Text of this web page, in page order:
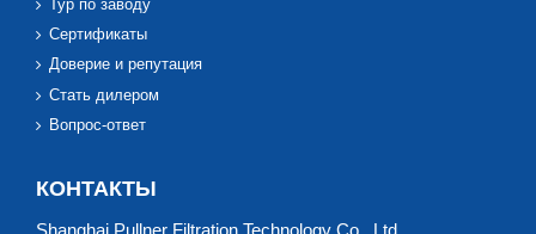
Тур по заводу
Сертификаты
Доверие и репутация
Стать дилером
Вопрос-ответ
КОНТАКТЫ